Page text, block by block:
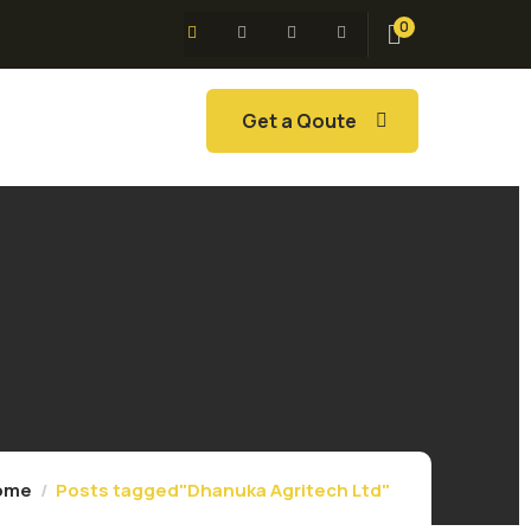
0
Get a Qoute
Posts tagged"Dhanuka Agritech Ltd"